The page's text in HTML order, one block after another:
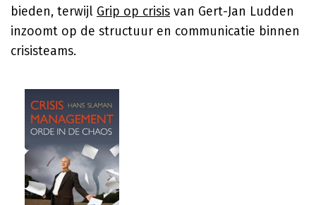
bieden, terwijl Grip op crisis van Gert-Jan Ludden
inzoomt op de structuur en communicatie binnen
crisisteams.